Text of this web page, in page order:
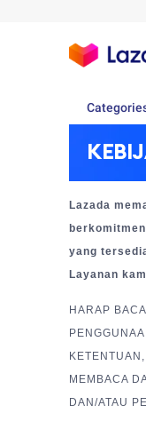
Lazada
yang
Layanan
HARAP
MEMBACA
DAN/ATAU